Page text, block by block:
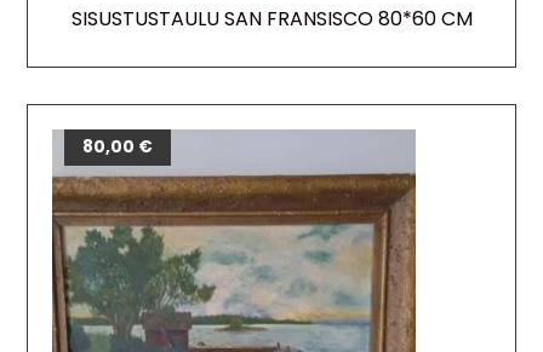
SISUSTUSTAULU SAN FRANSISCO 80*60 CM
80,00 €